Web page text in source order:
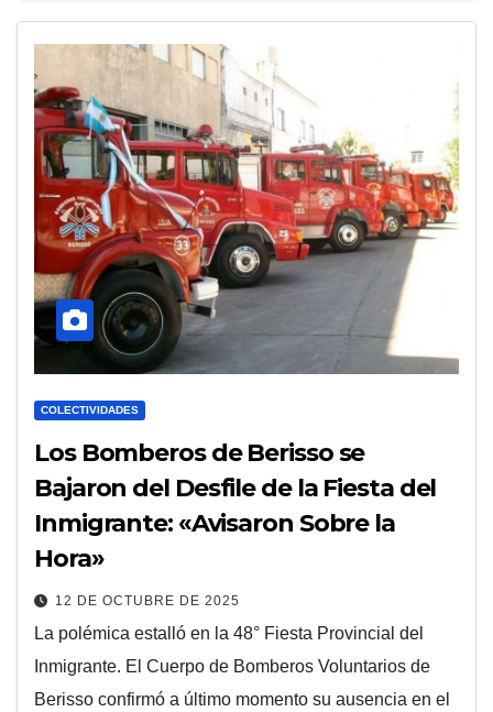
COLECTIVIDADES
Los Bomberos de Berisso se
Bajaron del Desfile de la Fiesta del
Inmigrante: «Avisaron Sobre la
Hora»
12 DE OCTUBRE DE 2025
La polémica estalló en la 48° Fiesta Provincial del
Inmigrante. El Cuerpo de Bomberos Voluntarios de
Berisso confirmó a último momento su ausencia en el